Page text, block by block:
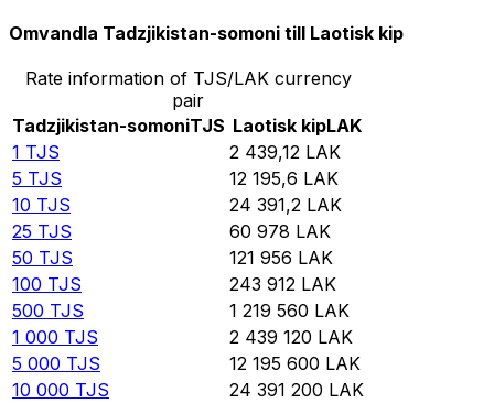
Omvandla Tadzjikistan-somoni till Laotisk kip
Rate information of TJS/LAK currency
pair
Tadzjikistan-somoniTJS Laotisk kipLAK
1 TJS 2 439,12 LAK
5 TJS 12 195,6 LAK
10 TJS 24 391,2 LAK
25 TJS 60 978 LAK
50 TJS 121 956 LAK
100 TJS 243 912 LAK
500 TJS 1 219 560 LAK
1 000 TJS 2 439 120 LAK
5 000 TJS 12 195 600 LAK
10 000 TJS 24 391 200 LAK